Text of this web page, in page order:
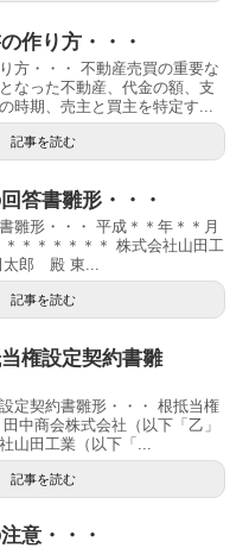
作り方・・・
方・・・ 不動産売買の重要な
なった不動産、代金の額、支
時期、売主と買主を特定す...
記事を読む
答書雛形・・・
雛形・・・ 平成＊＊年＊＊月
＊＊＊＊＊＊＊ 株式会社山田工
太郎 殿 東...
記事を読む
権設定契約書雛
定契約書雛形・・・ 根抵当権
中商会株式会社（以下「乙」
山田工業（以下「...
記事を読む
意・・・